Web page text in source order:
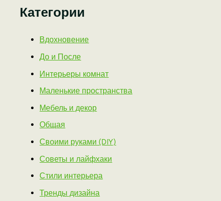
Категории
Вдохновение
До и После
Интерьеры комнат
Маленькие пространства
Мебель и декор
Общая
Своими руками (DIY)
Советы и лайфхаки
Стили интерьера
Тренды дизайна